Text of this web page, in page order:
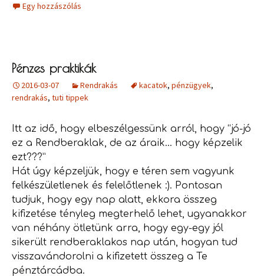
Egy hozzászólás
Pénzes praktikák
2016-03-07 Rendrakás kacatok, pénzügyek,
rendrakás, tuti tippek
Itt az idő, hogy elbeszélgessünk arról, hogy “jó-jó
ez a Rendberaklak, de az áraik… hogy képzelik
ezt???”
Hát úgy képzeljük, hogy e téren sem vagyunk
felkészületlenek és felelőtlenek :). Pontosan
tudjuk, hogy egy nap alatt, ekkora összeg
kifizetése tényleg megterhelő lehet, ugyanakkor
van néhány ötletünk arra, hogy egy-egy jól
sikerült rendberaklakos nap után, hogyan tud
visszavándorolni a kifizetett összeg a Te
pénztárcádba.